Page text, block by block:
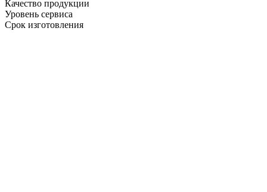
Качество продукции
Уровень сервиса
Срок изготовления